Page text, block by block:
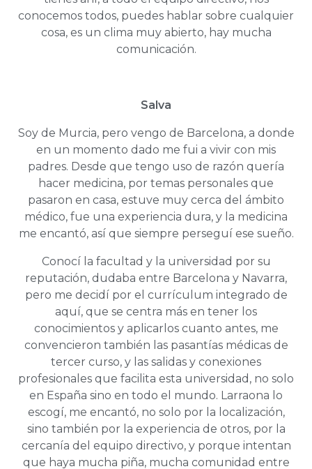
conocemos todos, puedes hablar sobre cualquier
cosa, es un clima muy abierto, hay mucha
comunicación.
Salva
Soy de Murcia, pero vengo de Barcelona, a donde
en un momento dado me fui a vivir con mis
padres. Desde que tengo uso de razón quería
hacer medicina, por temas personales que
pasaron en casa, estuve muy cerca del ámbito
médico, fue una experiencia dura, y la medicina
me encantó, así que siempre perseguí ese sueño.
Conocí la facultad y la universidad por su
reputación, dudaba entre Barcelona y Navarra,
pero me decidí por el currículum integrado de
aquí, que se centra más en tener los
conocimientos y aplicarlos cuanto antes, me
convencieron también las pasantías médicas de
tercer curso, y las salidas y conexiones
profesionales que facilita esta universidad, no solo
en España sino en todo el mundo. Larraona lo
escogí, me encantó, no solo por la localización,
sino también por la experiencia de otros, por la
cercanía del equipo directivo, y porque intentan
que haya mucha piña, mucha comunidad entre